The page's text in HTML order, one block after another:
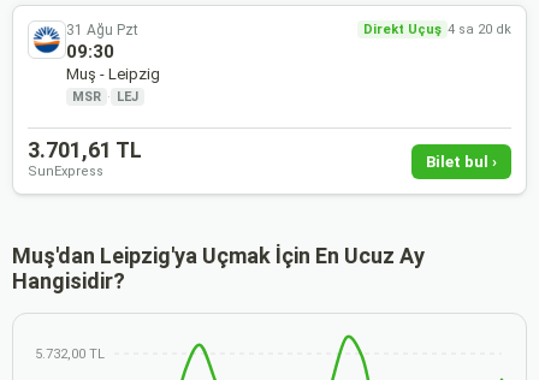
31 Ağu Pzt Direkt Uçuş 4 sa 20 dk
09:30
Muş - Leipzig
MSR · LEJ
3.701,61 TL
SunExpress
Bilet bul ›
Muş'dan Leipzig'ya Uçmak İçin En Ucuz Ay
Hangisidir?
5.732,00 TL